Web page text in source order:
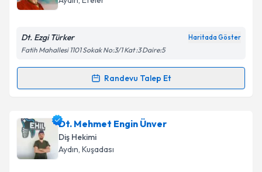
Kişisel verilerimin işlenmesine ilişkin
Metni'ni okudum ve kişisel verilerimin belirtilen
Takvim Talebini Gönder
Dt. Ezgi Türker Haritada Göster
Fatih Mahallesi 1101 Sokak No:3/1 Kat :3 Daire:5
Randevu Talep Et
Randevu Takvimi Talebi
Dt. Ezgi Türkeriçin randevu takvimi talebi oluşturun.
Size bu uzmandan randevu almanız için bir takvim
hazırlandığında e-posta ile bilgilendireceğiz.
Dt. Mehmet Engin Ünver
Diş Hekimi
Aydın, Kuşadası